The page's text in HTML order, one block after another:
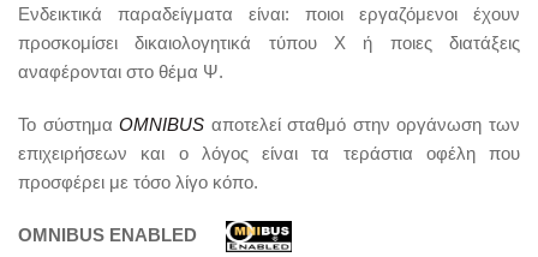
Ενδεικτικά παραδείγματα είναι: ποιοι εργαζόμενοι έχουν
προσκομίσει δικαιολογητικά τύπου Χ ή ποιες διατάξεις
αναφέρονται στο θέμα Ψ.
Το σύστημαOMNIBUS αποτελεί σταθμό στην οργάνωση των
επιχειρήσεων και ο λόγος είναι τα τεράστια οφέλη που
προσφέρει με τόσο λίγο κόπο.
OMNIBUS ENABLED